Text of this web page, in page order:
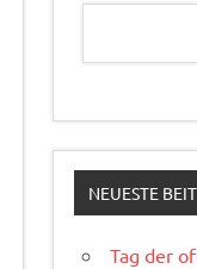
NEUESTE
Tag der